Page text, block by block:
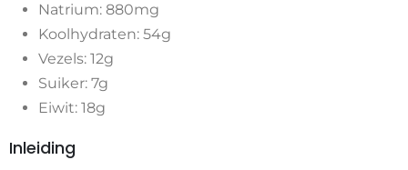
Natrium: 880mg
Koolhydraten: 54g
Vezels: 12g
Suiker: 7g
Eiwit: 18g
Inleiding